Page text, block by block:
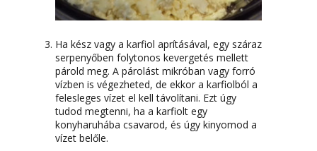
Ha kész vagy a karfiol aprításával, egy száraz
serpenyőben folytonos kevergetés mellett
párold meg. A párolást mikróban vagy forró
vízben is végezheted, de ekkor a karfiolból a
felesleges vízet el kell távolítani. Ezt úgy
tudod megtenni, ha a karfiolt egy
konyharuhába csavarod, és úgy kinyomod a
vízet belőle.